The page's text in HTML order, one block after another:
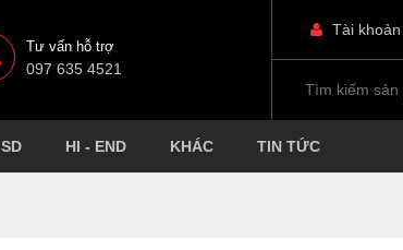
Tài khoản
Tư vấn hỗ trợ
097 635 4521
SD HI - END KHÁC TIN TỨC